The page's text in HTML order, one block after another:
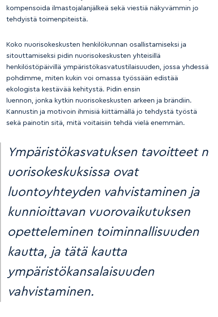
kompensoida ilmastojalanjälkeä sekä viestiä näkyvämmin jo
tehdyistä toimenpiteistä.
Koko nuorisokeskusten henkilökunnan osallistamiseksi ja
sitouttamiseksi pidin nuorisokeskusten yhteisillä
henkilöstöpäivillä ympäristökasvatustilaisuuden, jossa yhdessä
pohdimme, miten kukin voi omassa työssään edistää
ekologista kestävää kehitystä. Pidin ensin
luennon, jonka kytkin nuorisokeskusten arkeen ja brändiin.
Kannustin ja motivoin ihmisiä kiittämällä jo tehdystä työstä
sekä painotin sitä, mitä voitaisiin tehdä vielä enemmän.
Ympäristökasvatuksen tavoitteet n
uorisokeskuksissa ovat
luontoyhteyden vahvistaminen ja
kunnioittavan vuorovaikutuksen
opetteleminen toiminnallisuuden
kautta, ja tätä kautta
ympäristökansalaisuuden
vahvistaminen.